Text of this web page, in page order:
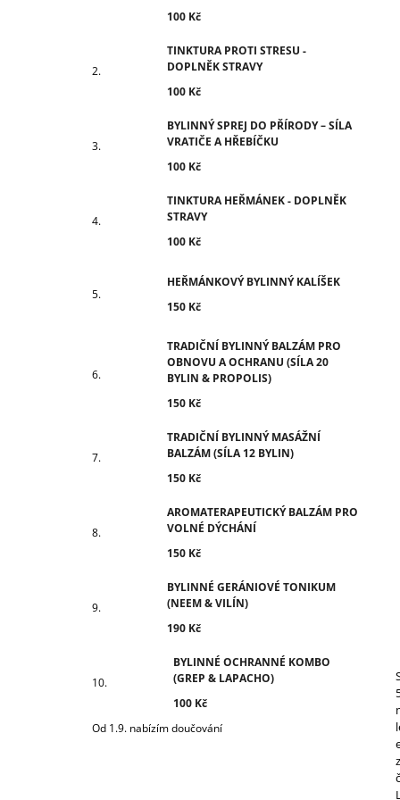
100 Kč
TINKTURA PROTI STRESU -
DOPLNĚK STRAVY
100 Kč
BYLINNÝ SPREJ DO PŘÍRODY – SÍLA
VRATIČE A HŘEBÍČKU
100 Kč
TINKTURA HEŘMÁNEK - DOPLNĚK
STRAVY
100 Kč
HEŘMÁNKOVÝ BYLINNÝ KALÍŠEK
150 Kč
TRADIČNÍ BYLINNÝ BALZÁM PRO
OBNOVU A OCHRANU (SÍLA 20
BYLIN & PROPOLIS)
150 Kč
TRADIČNÍ BYLINNÝ MASÁŽNÍ
BALZÁM (SÍLA 12 BYLIN)
150 Kč
AROMATERAPEUTICKÝ BALZÁM PRO
VOLNÉ DÝCHÁNÍ
150 Kč
BYLINNÉ GERÁNIOVÉ TONIKUM
(NEEM & VILÍN)
190 Kč
BYLINNÉ OCHRANNÉ KOMBO
(GREP & LAPACHO)
100 Kč
Od 1.9. nabízím doučování